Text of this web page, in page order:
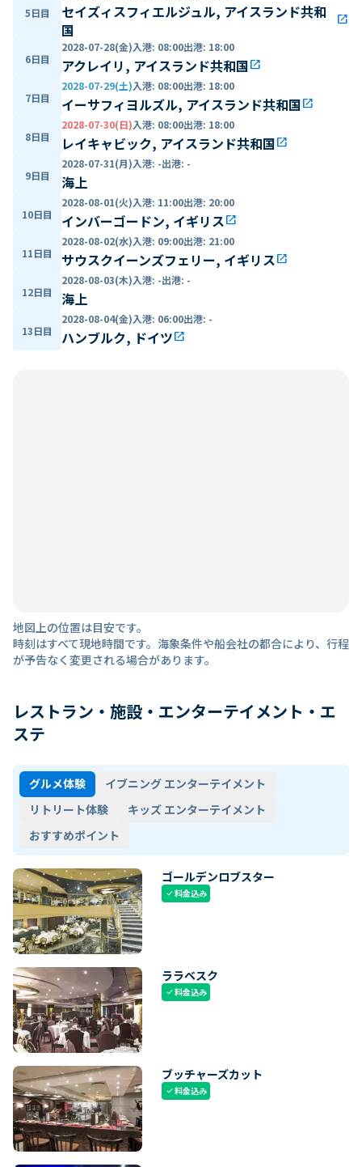
5日目
セイズィスフィエルジュル, アイスランド共和
国
open_in_new
6日目
2028-07-28(金)入港: 08:00出港: 18:00
アクレイリ, アイスランド共和国open_in_new
7日目
2028-07-29(土)入港: 08:00出港: 18:00
イーサフィヨルズル, アイスランド共和国open_in_new
8日目
2028-07-30(日)入港: 08:00出港: 18:00
レイキャビック, アイスランド共和国open_in_new
9日目
2028-07-31(月)入港: -出港: -
海上
10日目
2028-08-01(火)入港: 11:00出港: 20:00
インバーゴードン, イギリスopen_in_new
11日目
2028-08-02(水)入港: 09:00出港: 21:00
サウスクイーンズフェリー, イギリスopen_in_new
12日目
2028-08-03(木)入港: -出港: -
海上
13日目
2028-08-04(金)入港: 06:00出港: -
ハンブルク, ドイツopen_in_new
地図上の位置は目安です。
時刻はすべて現地時間です。海象条件や船会社の都合により、行程
が予告なく変更される場合があります。
レストラン・施設・エンターテイメント・エ
ステ
グルメ体験
イブニング エンターテイメント
リトリート体験
キッズ エンターテイメント
おすすめポイント
ゴールデンロブスター
check料金込み
ララベスク
check料金込み
ブッチャーズカット
check料金込み